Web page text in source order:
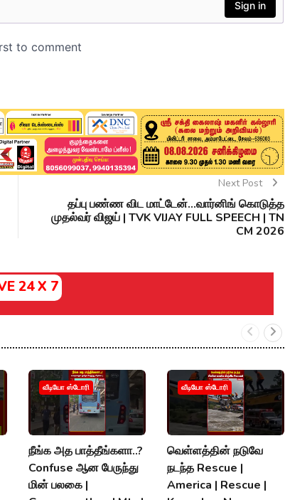
Next Post
தப்பு பண்ண விட மாட்டேன்...வார்னிங் கொடுத்த
முதல்வர் விஜய் | TVK VIJAY FULL SPEECH | TN
CM 2026
24 X 7
வீடியோ ஸ்டோரி
நீங்க அத பாத்தீங்களா..?
Confuse ஆன பேருந்து
மின் பலகை |
வீடியோ ஸ்டோரி
வெள்ளத்தின் நடுவே
நடந்த Rescue |
America | Rescue |